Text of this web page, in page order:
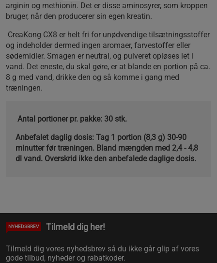
arginin og methionin. Det er disse aminosyrer, som kroppen
bruger, når den producerer sin egen kreatin.
CreaKong CX8 er helt fri for unødvendige tilsætningsstoffer
og indeholder dermed ingen aromaer, farvestoffer eller
sødemidler. Smagen er neutral, og pulveret opløses let i
vand. Det eneste, du skal gøre, er at blande en portion på ca.
8 g med vand, drikke den og så komme i gang med
træningen.
Antal portioner pr. pakke: 30 stk.
Anbefalet daglig dosis: Tag 1 portion (8,3 g) 30-90
minutter før træningen. Bland mængden med 2,4 - 4,8
dl vand. Overskrid ikke den anbefalede daglige dosis.
NYHEDSBREV Tilmeld dig her!
Tilmeld dig vores nyhedsbrev så du ikke går glip af vores
gode tilbud, nyheder og rabatkoder.